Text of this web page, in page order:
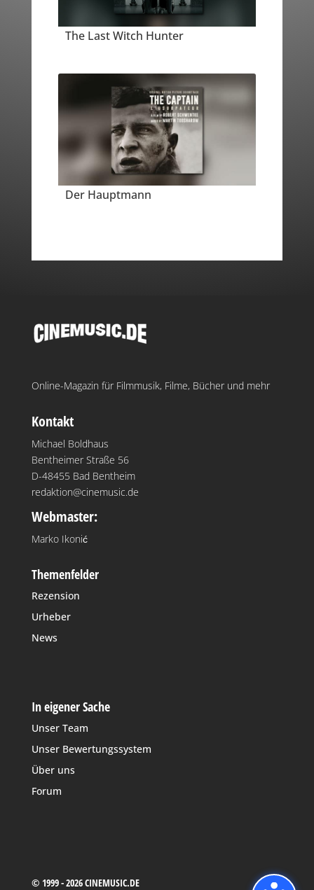
The Last Witch Hunter
Der Hauptmann
Online-Magazin für Filmmusik, Filme, Bücher und mehr
Kontakt
Michael Boldhaus
Bentheimer Straße 56
D-48455 Bad Bentheim
redaktion@cinemusic.de
Webmaster:
Marko Ikonić
Themenfelder
Rezension
Urheber
News
In eigener Sache
Unser Team
Unser Bewertungssystem
Über uns
Forum
© 1999 - 2026 CINEMUSIC.DE